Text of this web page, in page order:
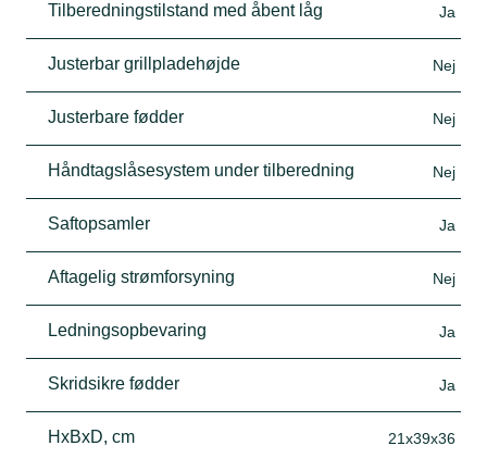
Tilberedningstilstand med åbent låg Ja
Justerbar grillpladehøjde Nej
Justerbare fødder Nej
Håndtagslåsesystem under tilberedning Nej
Saftopsamler Ja
Aftagelig strømforsyning Nej
Ledningsopbevaring Ja
Skridsikre fødder Ja
HxBxD, cm 21x39x36